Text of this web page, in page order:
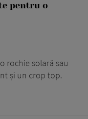
pentru o
rochie solară sau
și un crop top.